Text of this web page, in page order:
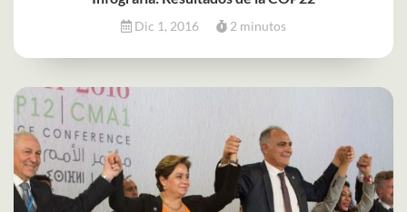
Dic 1, 2016 2 minutos